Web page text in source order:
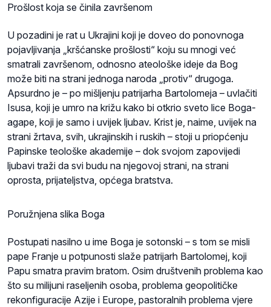
Prošlost koja se činila završenom
U pozadini je rat u Ukrajini koji je doveo do ponovnoga
pojavljivanja „kršćanske prošlosti“ koju su mnogi već
smatrali završenom, odnosno ateološke ideje da Bog
može biti na strani jednoga naroda „protiv“ drugoga.
Apsurdno je – po mišljenju patrijarha Bartolomeja – uvlačiti
Isusa, koji je umro na križu kako bi otkrio sveto lice Boga-
agape, koji je samo i uvijek ljubav. Krist je, naime, uvijek na
strani žrtava, svih, ukrajinskih i ruskih – stoji u priopćenju
Papinske teološke akademije – dok svojom zapovijedi
ljubavi traži da svi budu na njegovoj strani, na strani
oprosta, prijateljstva, općega bratstva.
Poružnjena slika Boga
Postupati nasilno u ime Boga je sotonski – s tom se misli
pape Franje u potpunosti slaže patrijarh Bartolomej, koji
Papu smatra pravim bratom. Osim društvenih problema kao
što su milijuni raseljenih osoba, problema geopolitičke
rekonfiguracije Azije i Europe, pastoralnih problema vjere